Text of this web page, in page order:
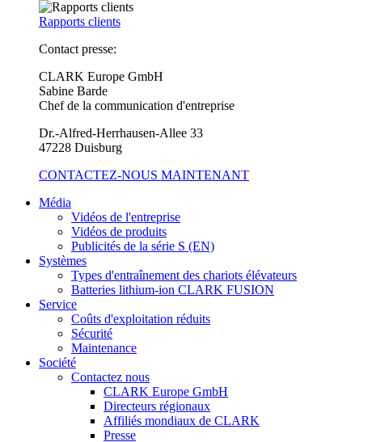
Rapports clients
Contact presse:
CLARK Europe GmbH
Sabine Barde
Chef de la communication d'entreprise
Dr.-Alfred-Herrhausen-Allee 33
47228 Duisburg
CONTACTEZ-NOUS MAINTENANT
Média
Vidéos de l'entreprise
Vidéos de produits
Publicités de la série S (EN)
Systèmes
Types d'entraînement des chariots élévateurs
Batteries lithium-ion CLARK FUSION
Service
Coûts d'exploitation réduits
Sécurité
Maintenance
Société
Contactez nous
CLARK Europe GmbH
Directeurs régionaux
Affiliés mondiaux de CLARK
Presse